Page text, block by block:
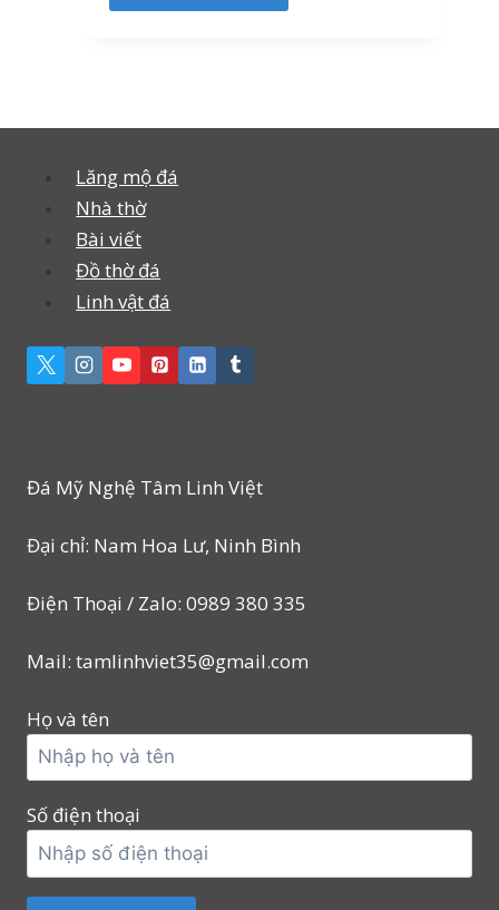
Lăng mộ đá
Nhà thờ
Bài viết
Đồ thờ đá
Linh vật đá
Đá Mỹ Nghệ Tâm Linh Việt
Đại chỉ: Nam Hoa Lư, Ninh Bình
Điện Thoại / Zalo: 0989 380 335
Mail: tamlinhviet35@gmail.com
Họ và tên
Số điện thoại